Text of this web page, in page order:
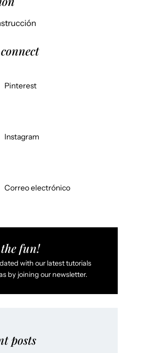
connect
Pinterest
Instagram
Correo electrónico
fun!
with our latest tutorials
by joining our newsletter.
posts